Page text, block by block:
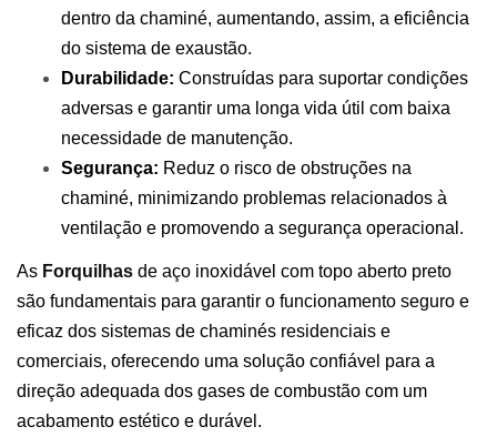
dentro da chaminé, aumentando, assim, a eficiência
do sistema de exaustão.
Durabilidade: Construídas para suportar condições
adversas e garantir uma longa vida útil com baixa
necessidade de manutenção.
Segurança: Reduz o risco de obstruções na
chaminé, minimizando problemas relacionados à
ventilação e promovendo a segurança operacional.
As Forquilhas de aço inoxidável com topo aberto preto
são fundamentais para garantir o funcionamento seguro e
eficaz dos sistemas de chaminés residenciais e
comerciais, oferecendo uma solução confiável para a
direção adequada dos gases de combustão com um
acabamento estético e durável.